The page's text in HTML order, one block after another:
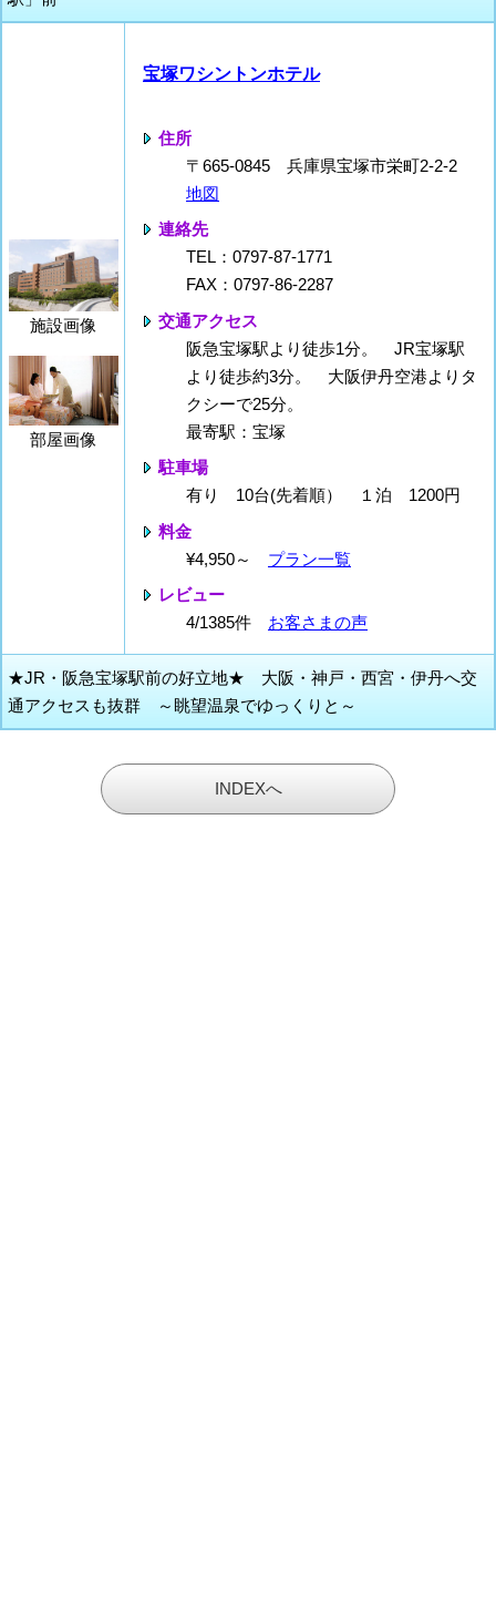
施設画像
部屋画像
宝塚ワシントンホテル
住所
〒665-0845 兵庫県宝塚市栄町2-2-2
地図
連絡先
TEL：0797-87-1771
FAX：0797-86-2287
交通アクセス
阪急宝塚駅より徒歩1分。 JR宝塚駅
より徒歩約3分。 大阪伊丹空港よりタ
クシーで25分。
最寄駅：宝塚
駐車場
有り 10台(先着順） １泊 1200円
料金
¥4,950～ プラン一覧
レビュー
4/1385件 お客さまの声
★JR・阪急宝塚駅前の好立地★ 大阪・神戸・西宮・伊丹へ交
通アクセスも抜群 ～眺望温泉でゆっくりと～
INDEXへ